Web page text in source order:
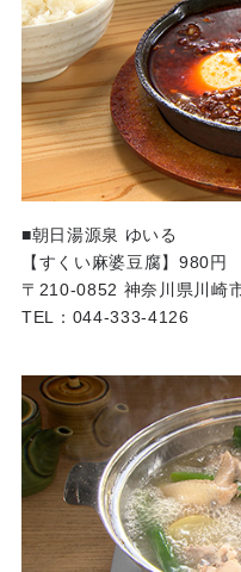
■朝日湯源泉 ゆいる
【すくい麻婆豆腐】980円
〒210-0852 神奈川県川崎
TEL：044-333-4126